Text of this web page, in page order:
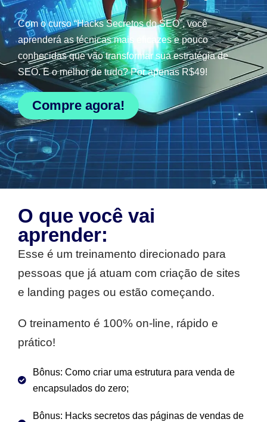
Com o curso “Hacks Secretos do SEO”, você
aprenderá as técnicas mais eficazes e pouco
conhecidas que vão transformar sua estratégia de
SEO. E o melhor de tudo? Por apenas R$49!
Compre agora!
O que você vai
aprender:
Esse é um treinamento direcionado para
pessoas que já atuam com criação de sites
e landing pages ou estão começando.
O treinamento é 100% on-line, rápido e
prático!
Bônus: Como criar uma estrutura para venda de
encapsulados do zero;
Bônus: Hacks secretos das páginas de vendas de